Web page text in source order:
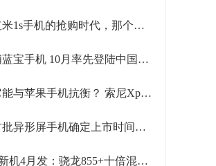
手机的抢购时代，那个抓狂的中午12点
宝手机 10月率先登陆中国市场
苹果手机抗衡？ 索尼Xperia智能手机的好处盘点
屏手机确定上市时间，型号为Galaxy A70/A90
月发：骁龙855+十倍混合光学变焦+4065mAh